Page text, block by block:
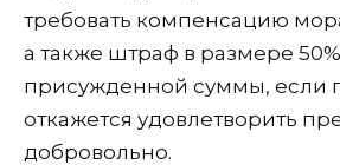
требовать компенсацию
а также штраф в размере
присужденной суммы, если
откажется удовлетворить
добровольно.